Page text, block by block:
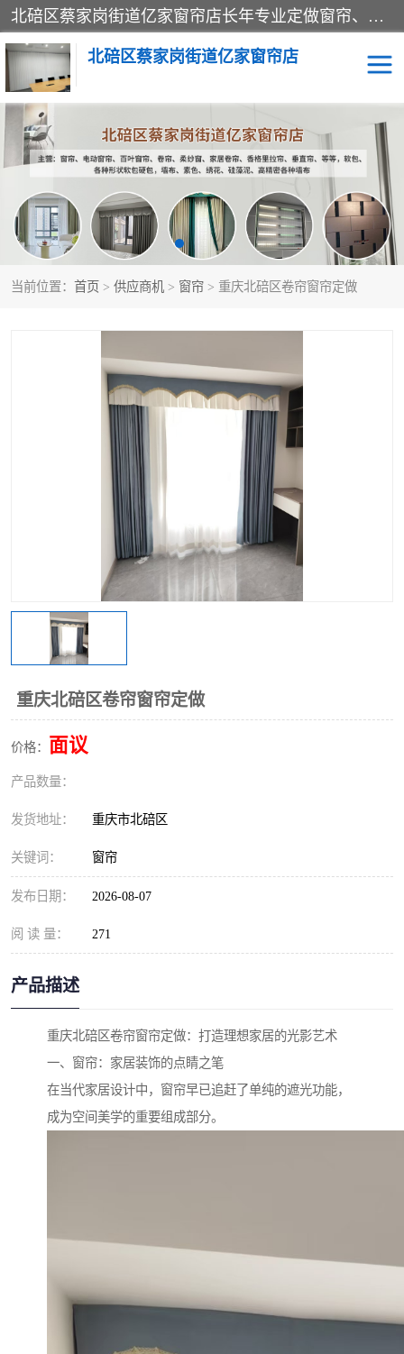
北碚区蔡家岗街道亿家窗帘店长年专业定做窗帘、电动窗帘、百叶窗帘、卷帘、柔纱窗、家居卷帘、香格里拉帘、垂直帘、等等，软包、各种形状软包硬包，墙布、素色、绣花、硅藻泥、高精密各种墙布，免费测量、免费安装，欢迎咨询
北碚区蔡家岗街道亿家窗帘店
当前位置： 首页 > 供应商机 > 窗帘 > 重庆北碚区卷帘窗帘定做
重庆北碚区卷帘窗帘定做
价格： 面议
产品数量：
发货地址： 重庆市北碚区
关键词： 窗帘
发布日期： 2026-08-07
阅 读 量： 271
产品描述
重庆北碚区卷帘窗帘定做：打造理想家居的光影艺术
一、窗帘：家居装饰的点睛之笔
在当代家居设计中，窗帘早已追赶了单纯的遮光功能，
成为空间美学的重要组成部分。
软包硬包 墙布
窗帘 百叶窗卷帘